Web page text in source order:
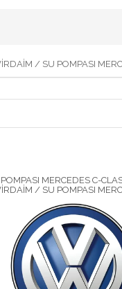
/ SU POMPASI
MERCEDES C-
/ SU POMPASI